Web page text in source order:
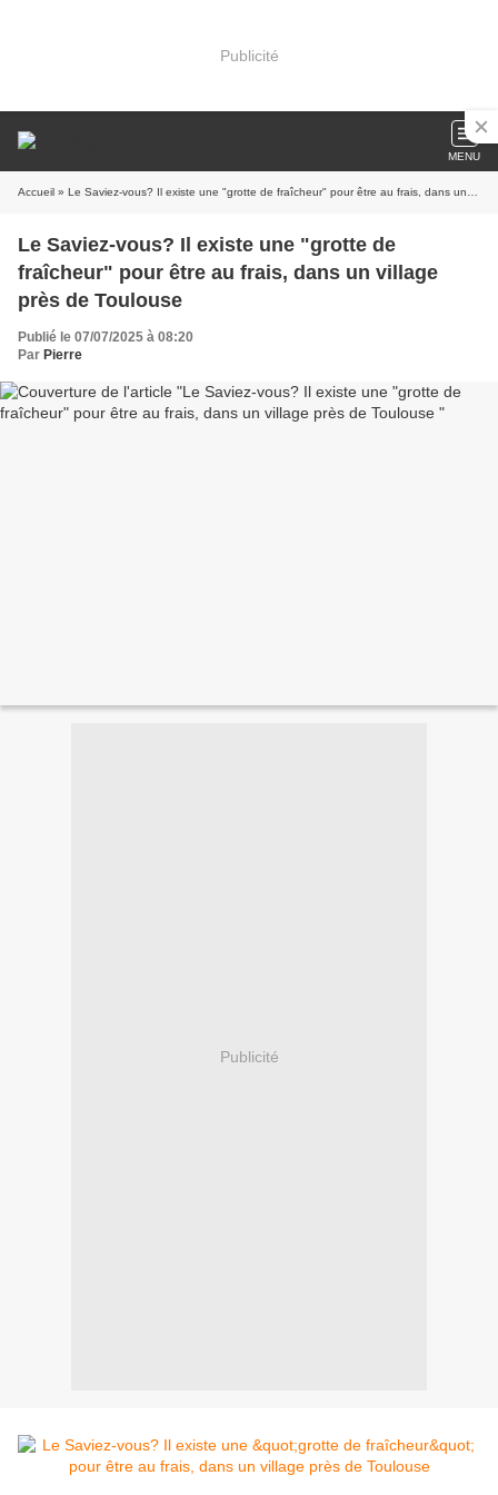
Publicité
MENU
Accueil » Le Saviez-vous? Il existe une "grotte de fraîcheur" pour être au frais, dans un village près de Toulouse
Le Saviez-vous? Il existe une "grotte de
fraîcheur" pour être au frais, dans un village
près de Toulouse
Publié le 07/07/2025 à 08:20
Par Pierre
Publicité